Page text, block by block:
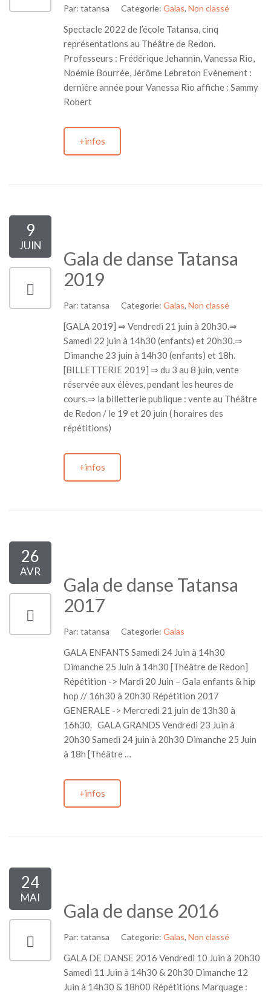
Par: tatansa Categorie: Galas, Non classé
Spectacle 2022 de l’école Tatansa, cinq
représentations au Théâtre de Redon.
Professeurs : Frédérique Jehannin, Vanessa Rio,
Noémie Bourrée, Jérôme Lebreton Evènement :
dernière année pour Vanessa Rio affiche : Sammy
Robert
+infos
9
JUIN
Gala de danse Tatansa
2019
Par: tatansa Categorie: Galas, Non classé
[GALA 2019] ⇒ Vendredi 21 juin à 20h30.⇒
Samedi 22 juin à 14h30 (enfants) et 20h30.⇒
Dimanche 23 juin à 14h30 (enfants) et 18h.
[BILLETTERIE 2019] ⇒ du 3 au 8 juin, vente
réservée aux élèves, pendant les heures de
cours.⇒ la billetterie publique : vente au Théâtre
de Redon / le 19 et 20 juin ( horaires des
répétitions)
+infos
26
AVR
Gala de danse Tatansa
2017
Par: tatansa Categorie: Galas
GALA ENFANTS Samedi 24 Juin à 14h30
Dimanche 25 Juin à 14h30 [Théâtre de Redon]
Répétition -> Mardi 20 Juin – Gala enfants & hip
hop // 16h30 à 20h30 Répétition 2017
GENERALE -> Mercredi 21 juin de 13h30 à
16h30. GALA GRANDS Vendredi 23 Juin à
20h30 Samedi 24 juin à 20h30 Dimanche 25 Juin
à 18h [Théâtre …
+infos
24
MAI
Gala de danse 2016
Par: tatansa Categorie: Galas, Non classé
GALA DE DANSE 2016 Vendredi 10 Juin à 20h30
Samedi 11 Juin à 14h30 & 20h30 Dimanche 12
Juin à 14h30 & 18h00 Répétitions Marquage :